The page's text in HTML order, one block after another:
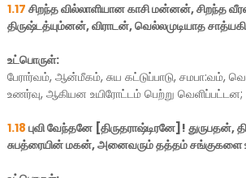
1.17 சிறந்த வில்லாளியான காசி மன்னன், சிறந்த
திருஷ்டத்யும்னன், விராடன், வெல்லமுடியாத
உட்பொருள்:
பேரார்வம், ஆன்மீகம், சுய கட்டுப்பாடு, சமபா:வம்,
உணர்வு, ஆகியன உயிரோட்டம் பெற்று வெளிப்பட்டன;
1.18 புவி வேந்தனே [திருதராஷ்டிரனே]!
சுபத்ரையின் மகன், அனைவரும் தத்தம் சங்குகளை